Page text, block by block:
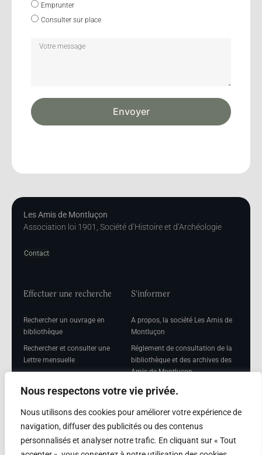
Nous respectons votre vie privée.
Nous utilisons des cookies pour améliorer votre expérience de
navigation, diffuser des publicités ou des contenus
personnalisés et analyser notre trafic. En cliquant sur « Tout
Emprunter
Consulter sur place
Envoyer
Les Amis de Montluçon
Association loi 1901, Société d’Histoire et d’Archéologie
Contact
Effectuer une recherche
Rechercher un ouvrage en
bibliothèque
Rechercher et consulter une
Lettre mensuelle
mensuelle
S'informer
A propos, la société Les Amis de
Montluçon
Réglement de consultation de la
bibliothèque et des archives des
Amis de Montluçon
Mentions légales
Adhérer